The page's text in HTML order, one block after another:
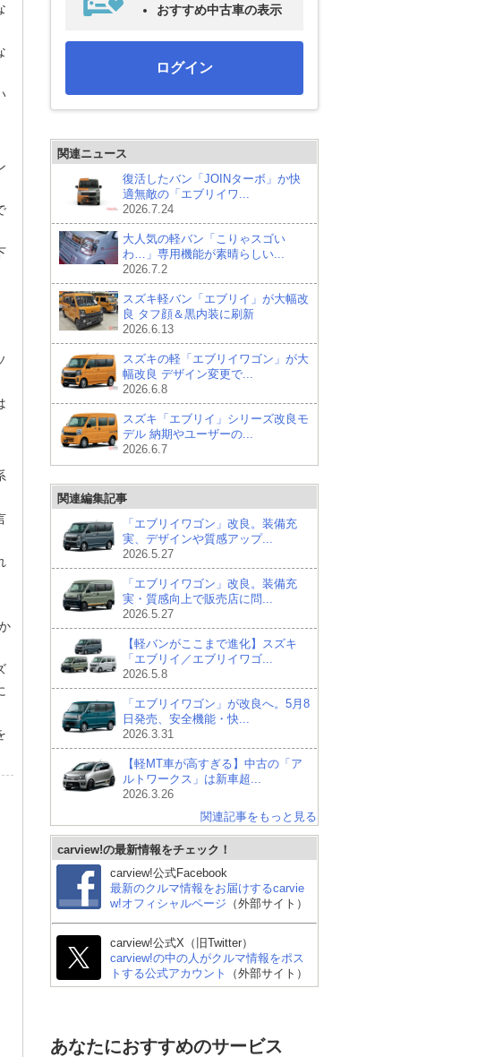
おすすめ中古車の表示
ログイン
関連ニュース
復活したバン「JOINターボ」か快
適無敵の「エブリイワ...
2026.7.24
大人気の軽バン「こりゃスゴい
わ…」専用機能が素晴らしい...
2026.7.2
スズキ軽バン「エブリイ」が大幅改
良 タフ顔＆黒内装に刷新
2026.6.13
スズキの軽「エブリイワゴン」が大
幅改良 デザイン変更で...
2026.6.8
スズキ「エブリイ」シリーズ改良モ
デル 納期やユーザーの...
2026.6.7
関連編集記事
「エブリイワゴン」改良。装備充
実、デザインや質感アップ...
2026.5.27
「エブリイワゴン」改良。装備充
実・質感向上で販売店に問...
2026.5.27
【軽バンがここまで進化】スズキ
「エブリイ／エブリイワゴ...
2026.5.8
「エブリイワゴン」が改良へ。5月8
日発売、安全機能・快...
2026.3.31
【軽MT車が高すぎる】中古の「ア
ルトワークス」は新車超...
2026.3.26
関連記事をもっと見る
carview!の最新情報をチェック！
carview!公式Facebook
最新のクルマ情報をお届けするcarvie
w!オフィシャルページ （外部サイト）
carview!公式X（旧Twitter）
carview!の中の人がクルマ情報をポス
トする公式アカウント
（外部サイト）
あなたにおすすめのサービス